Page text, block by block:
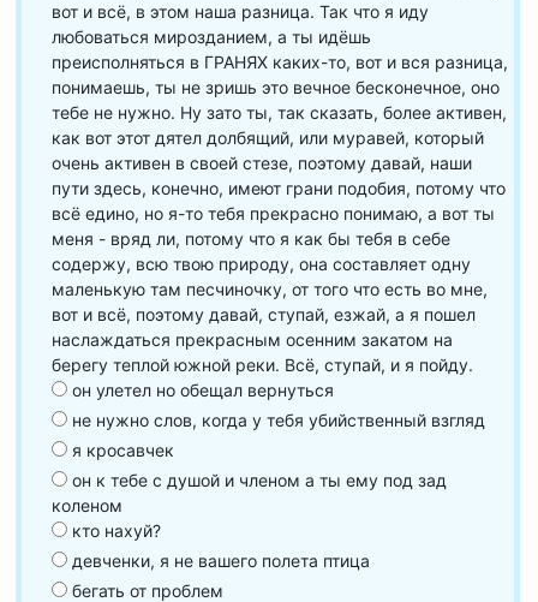
вот и всё, в этом наша разница. Так что я иду
любоваться мирозданием, а ты идёшь
преисполняться в ГРАНЯХ каких-то, вот и вся разница,
понимаешь, ты не зришь это вечное бесконечное, оно
тебе не нужно. Ну зато ты, так сказать, более активен,
как вот этот дятел долбящий, или муравей, который
очень активен в своей стезе, поэтому давай, наши
пути здесь, конечно, имеют грани подобия, потому что
всё едино, но я-то тебя прекрасно понимаю, а вот ты
меня - вряд ли, потому что я как бы тебя в себе
содержу, всю твою природу, она составляет одну
маленькую там песчиночку, от того что есть во мне,
вот и всё, поэтому давай, ступай, езжай, а я пошел
наслаждаться прекрасным осенним закатом на
берегу теплой южной реки. Всё, ступай, и я пойду.
он улетел но обещал вернуться
не нужно слов, когда у тебя убийственный взгляд
я кросавчек
он к тебе с душой и членом а ты ему под зад
коленом
кто нахуй?
девченки, я не вашего полета птица
бегать от проблем